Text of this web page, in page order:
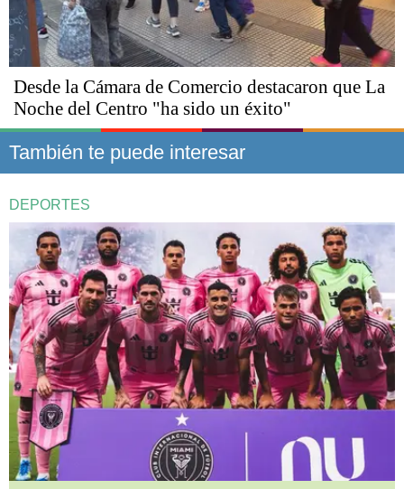
Desde la Cámara de Comercio destacaron que La
Noche del Centro "ha sido un éxito"
También te puede interesar
DEPORTES